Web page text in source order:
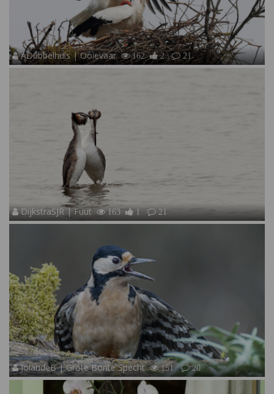
ADubbelhuis | Ooievaar 162 2 21
DijkstraSJR | Fuut 163 1 21
JolandeB | Grote Bonte Specht 151 20